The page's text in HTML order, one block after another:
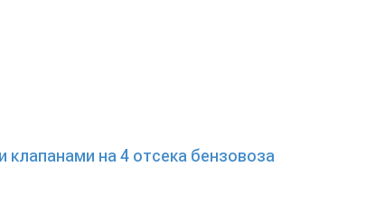
клапанами на 4 отсека бензовоза